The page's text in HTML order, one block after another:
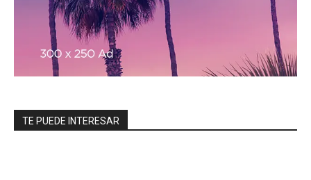
TE PUEDE INTERESAR